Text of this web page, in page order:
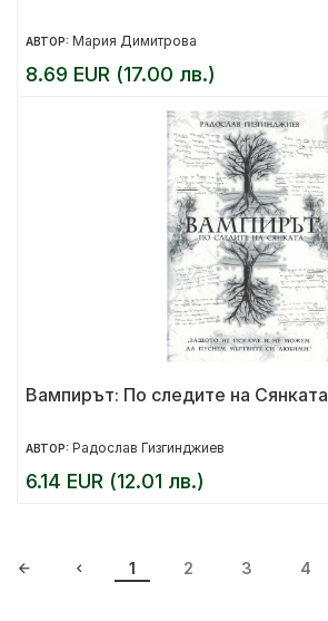
АВТОР: Мария Димитрова
8.69 EUR (17.00 лв.)
Вампирът: По следите на Сянката
АВТОР: Радослав Гизгинджиев
6.14 EUR (12.01 лв.)
1 2 3 4